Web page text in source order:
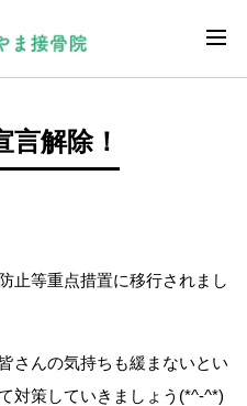
言解除！
止等重点措置に移行されまし
さんの気持ちも緩まないとい
対策していきましょう(*^-^*)